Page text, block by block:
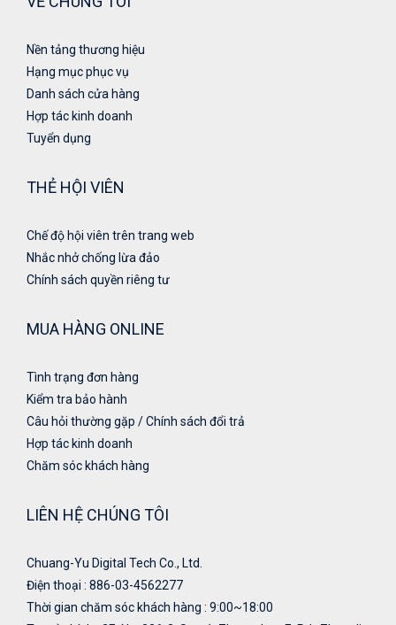
Nền tảng thương hiệu
Hạng mục phục vụ
Danh sách cửa hàng
Hợp tác kinh doanh
Tuyển dụng
THẺ HỘI VIÊN
Chế độ hội viên trên trang web
Nhắc nhở chống lừa đảo
Chính sách quyền riêng tư
MUA HÀNG ONLINE
Tình trạng đơn hàng
Kiểm tra bảo hành
Câu hỏi thường gặp / Chính sách đổi trả
Hợp tác kinh doanh
Chăm sóc khách hàng
LIÊN HỆ CHÚNG TÔI
Chuang-Yu Digital Tech Co., Ltd.
Điện thoại : 886-03-4562277
Thời gian chăm sóc khách hàng : 9:00~18:00